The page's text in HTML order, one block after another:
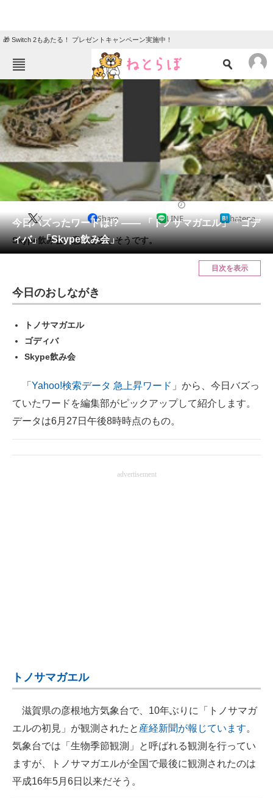
🎁 Switch 2もあたる！ プレゼントキャンペーン実施中！
ねとらぼメニュー
TOP ニュース
エンタメ
グルメ
住まい 教育・育児
動物 リサーチ
会員記事
メディア
ITの今と未来を見通す
スマホと通信の最新トレンド
進化するPCとデバイスの未来
ビジネスと働き方のヒント
企業ITのトレンドを詳説
電子設計の基本と応用
エネルギーの専門メディア
建設×テクノロジーの最前線
ちょっと気になるネットの話題
今日バズったワードは!? ―― 「トノサマガエル」「ゴデ
ィバ」「Skype飲み会」
X Share LINE hatena
Skype飲み会、意外と楽しそうです。
目次を表示
今日のおしながき
トノサマガエル
ゴディバ
Skype飲み会
「 Yahoo!検索データ 急上昇ワード 」から、今日バズっ
ていたワードを編集部がピックアップして紹介します。
データは6月27日午後8時時点のもの。
advertisement
トノサマガエル
滋賀県の彦根地方気象台で、10年ぶりに「トノサマガ
エルの初見」が観測されたと 産経新聞が報じています。
気象台では「生物季節観測」と呼ばれる観測を行ってい
ますが、トノサマガエルが全国で最後に観測されたのは
平成16年5月6日以来だそう。